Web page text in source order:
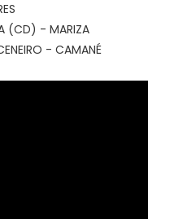
(CD) - MARIZA
- CAMANÉ